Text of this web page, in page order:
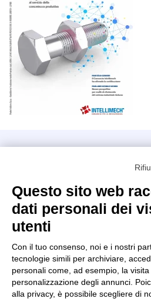
Kilometro Rosso innovation
+39 035 0690366
info@intellimech.it
Copyright 2026, P.iva 03388700167
Seguici su
Questo sito web
dati personali dei
utenti
Con il tuo consenso, noi e i nostri
tecnologie simili per archiviare,
personali come, ad esempio, la
personalizzazione degli annunci.
alla privacy, è possibile scegliere di